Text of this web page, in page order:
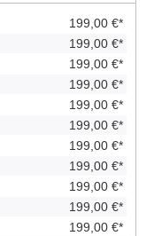
199,00 €*
199,00 €*
199,00 €*
199,00 €*
199,00 €*
199,00 €*
199,00 €*
199,00 €*
199,00 €*
199,00 €*
199,00 €*